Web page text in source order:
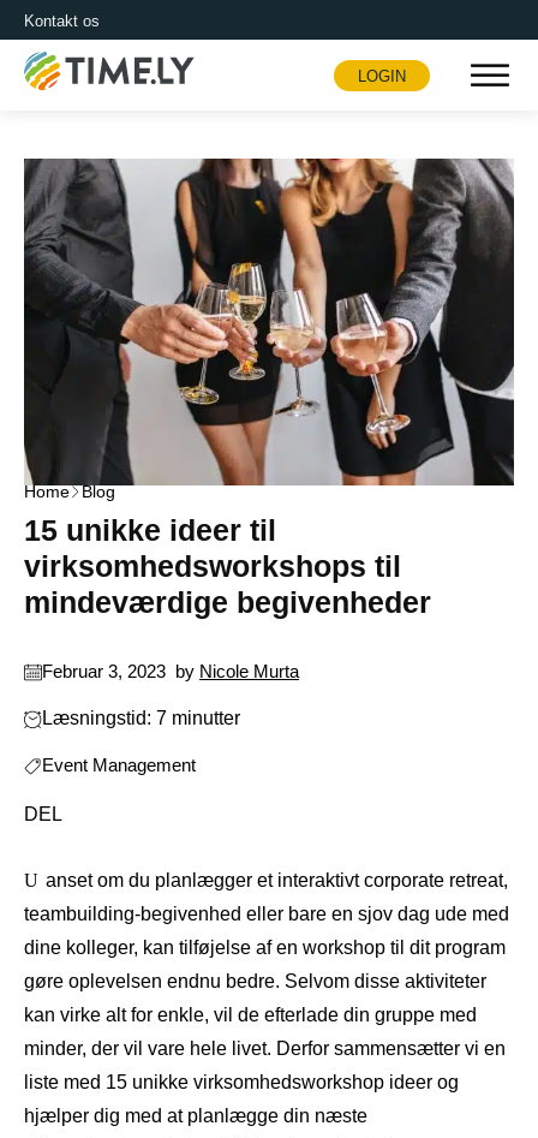
Kontakt os
Timely
LOGIN
Home Blog
15 unikke ideer til
virksomhedsworkshops til
mindeværdige begivenheder
Februar 3, 2023 by Nicole Murta
Læsningstid: 7 minutter
Event Management
DEL
Uanset om du planlægger et interaktivt corporate retreat,
teambuilding-begivenhed eller bare en sjov dag ude med
dine kolleger, kan tilføjelse af en workshop til dit program
gøre oplevelsen endnu bedre. Selvom disse aktiviteter
kan virke alt for enkle, vil de efterlade din gruppe med
minder, der vil vare hele livet. Derfor sammensætter vi en
liste med 15 unikke virksomhedsworkshop ideer og
hjælper dig med at planlægge din næste